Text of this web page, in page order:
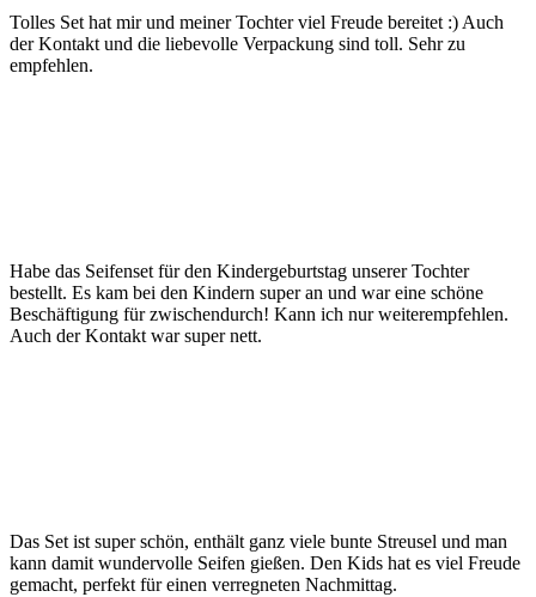
Tolles Set hat mir und meiner Tochter viel Freude bereitet :) Auch
der Kontakt und die liebevolle Verpackung sind toll. Sehr zu
empfehlen.
Habe das Seifenset für den Kindergeburtstag unserer Tochter
bestellt. Es kam bei den Kindern super an und war eine schöne
Beschäftigung für zwischendurch! Kann ich nur weiterempfehlen.
Auch der Kontakt war super nett.
Das Set ist super schön, enthält ganz viele bunte Streusel und man
kann damit wundervolle Seifen gießen. Den Kids hat es viel Freude
gemacht, perfekt für einen verregneten Nachmittag.